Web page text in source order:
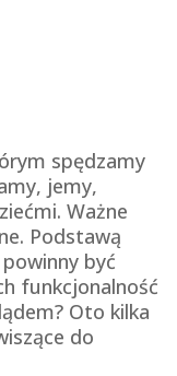
spędzamy
jemy,
Ważne
Podstawą
być
funkcjonalność
Oto kilka
do